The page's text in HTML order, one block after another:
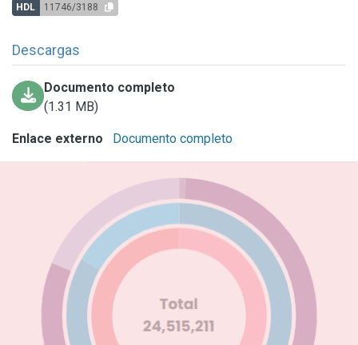
HDL 11746/3188
Descargas
Documento completo
(1.31 MB)
Enlace externo Documento completo